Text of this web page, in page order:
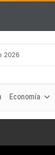
2026
Economía